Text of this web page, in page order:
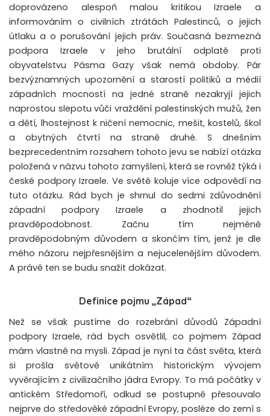
doprovázeno alespoň malou kritikou Izraele a
informováním o civilních ztrátách Palestinců, o jejich
útlaku a o porušování jejich práv. Současná bezmezná
podpora Izraele v jeho brutální odplatě proti
obyvatelstvu Pásma Gazy však nemá obdoby. Pár
bezvýznamných upozornění a starostí politiků a médií
západních mocností na jedné straně nezakryjí jejich
naprostou slepotu vůči vraždění palestinských mužů, žen
a dětí, lhostejnost k ničení nemocnic, mešit, kostelů, škol
a obytných čtvrtí na straně druhé. S dnešním
bezprecedentním rozsahem tohoto jevu se nabízí otázka
položená v názvu tohoto zamyšlení, která se rovněž týká i
české podpory Izraele. Ve světě koluje více odpovědí na
tuto otázku. Rád bych je shrnul do sedmi zdůvodnění
západní podpory Izraele a zhodnotil jejich
pravděpodobnost. Začnu tím nejméně
pravděpodobným důvodem a skončím tím, jenž je dle
mého názoru nejpřesnějším a nejucelenějším důvodem.
A právě ten se budu snažit dokázat.
Definice pojmu „Západ“
Než se však pustíme do rozebrání důvodů Západní
podpory Izraele, rád bych osvětlil, co pojmem Západ
mám vlastně na mysli. Západ je nyní ta část světa, která
si prošla světově unikátním historickým vývojem
vyvěrajícím z civilizačního jádra Evropy. To má počátky v
antickém Středomoří, odkud se postupně přesouvalo
nejprve do středověké západní Evropy, posléze do zemí s